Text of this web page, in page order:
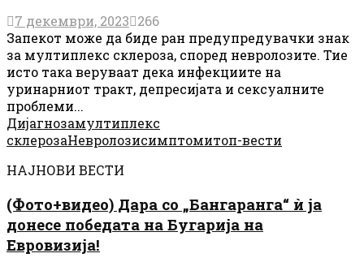
7 декември, 2023 266
Запекот може да биде ран предупредувачки знак
за мултиплекс склероза, според невролозите. Тие
исто така веруваат дека инфекциите на
уринарниот тракт, депресијата и сексуалните
проблеми...
Дијагнозамултиплекс
склерозаНевролозисимптомитоп-вести
НАЈНОВИ ВЕСТИ
(Фото+видео) Дара со „Бангаранга“ ѝ ја
донесе победата на Бугарија на
Евровизија!